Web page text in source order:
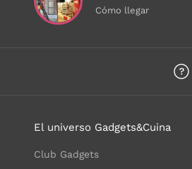
Cómo llegar
El universo Gadgets&Cuina
Club Gadgets